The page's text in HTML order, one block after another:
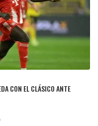
CON EL CLÁSICO ANTE